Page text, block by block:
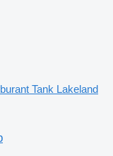
Tank Lakeland